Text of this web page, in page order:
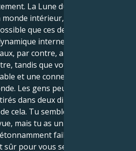
La Lune du Cancer est
intérieur, c'est pourquoi
que ces deux éléments
interne intéressante.
par contre, aime passer
tandis que votre Lune Cancer
et une connexion
Les gens peuvent avoir
dans deux directions
cela. Tu sembles détaché et
mais tu as un côté
faible. Vous voulez
pour vous sentir chez vous,